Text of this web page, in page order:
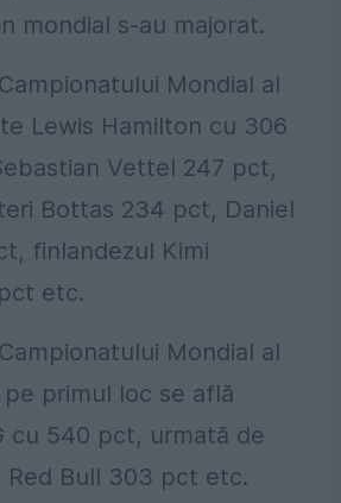
mondial s-au majorat.
Mondial al
Lewis Hamilton cu 306
Vettel 247 pct,
Bottas 234 pct, Daniel
finlandezul Kimi
etc.
Mondial al
primul loc se află
cu 540 pct, urmată de
Red Bull 303 pct etc.